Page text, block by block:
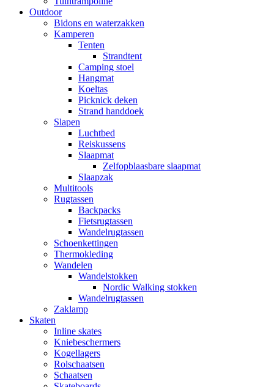
Outdoor
Bidons en waterzakken
Kamperen
Tenten
Strandtent
Camping stoel
Hangmat
Koeltas
Picknick deken
Strand handdoek
Slapen
Luchtbed
Reiskussens
Slaapmat
Zelfopblaasbare slaapmat
Slaapzak
Multitools
Rugtassen
Backpacks
Fietsrugtassen
Wandelrugtassen
Schoenkettingen
Thermokleding
Wandelen
Wandelstokken
Nordic Walking stokken
Wandelrugtassen
Zaklamp
Skaten
Inline skates
Kniebeschermers
Kogellagers
Rolschaatsen
Schaatsen